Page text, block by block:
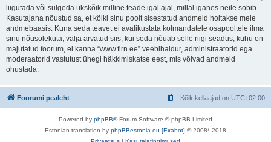
liigutada või sulgeda ükskõik milline teade igal ajal, millal iganes neile sobib.
Kasutajana nõustud sa, et kõiki sinu poolt sisestatud andmeid hoitakse meie
andmebaasis. Kuna seda teavet ei avalikustata kolmandatele osapooltele ilma
sinu nõusolekuta, välja arvatud siis, kui seda nõuab selle riigi seadus, kuhu on
majutatud foorum, ei kanna “www.firn.ee” veebihaldur, administraatorid ega
moderaatorid vastutust ühegi häkkimiskatse eest, mis võivad andmeid
ohustada.
Foorumi pealeht Kõik kellaajad on UTC+02:00
Powered by phpBB® Forum Software © phpBB Limited
Estonian translation by phpBBestonia.eu [Exabot] © 2008*-2018